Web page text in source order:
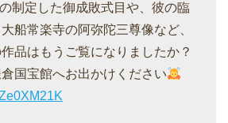
の制定した御成敗式目や、彼の臨
船常楽寺の阿弥陀三尊像など、
品はもうご覧になりましたか？
国宝館へお出かけください